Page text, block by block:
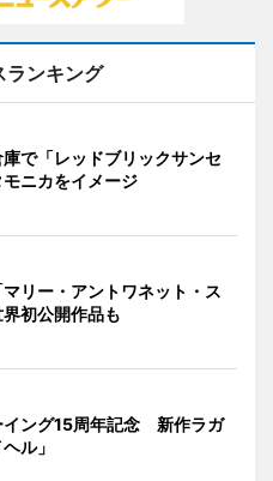
ランキング
で「レッドブリックサンセ
ニカをイメージ
リー・アントワネット・ス
初公開作品も
イング15周年記念 新作ラガ
ル」